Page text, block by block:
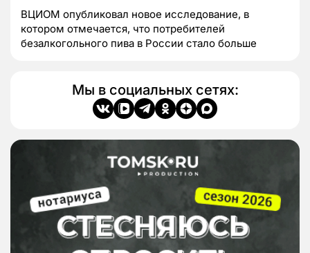
ВЦИОМ опубликовал новое исследование, в
котором отмечается, что потребителей
безалкогольного пива в России стало больше
Мы в социальных сетях: